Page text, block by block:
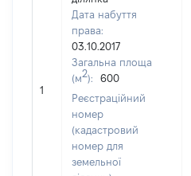
1
Дата набуття
права:
03.10.2017
Загальна площа
(м2):
600
Реєстраційний
номер
(кадастровий
номер для
земельної